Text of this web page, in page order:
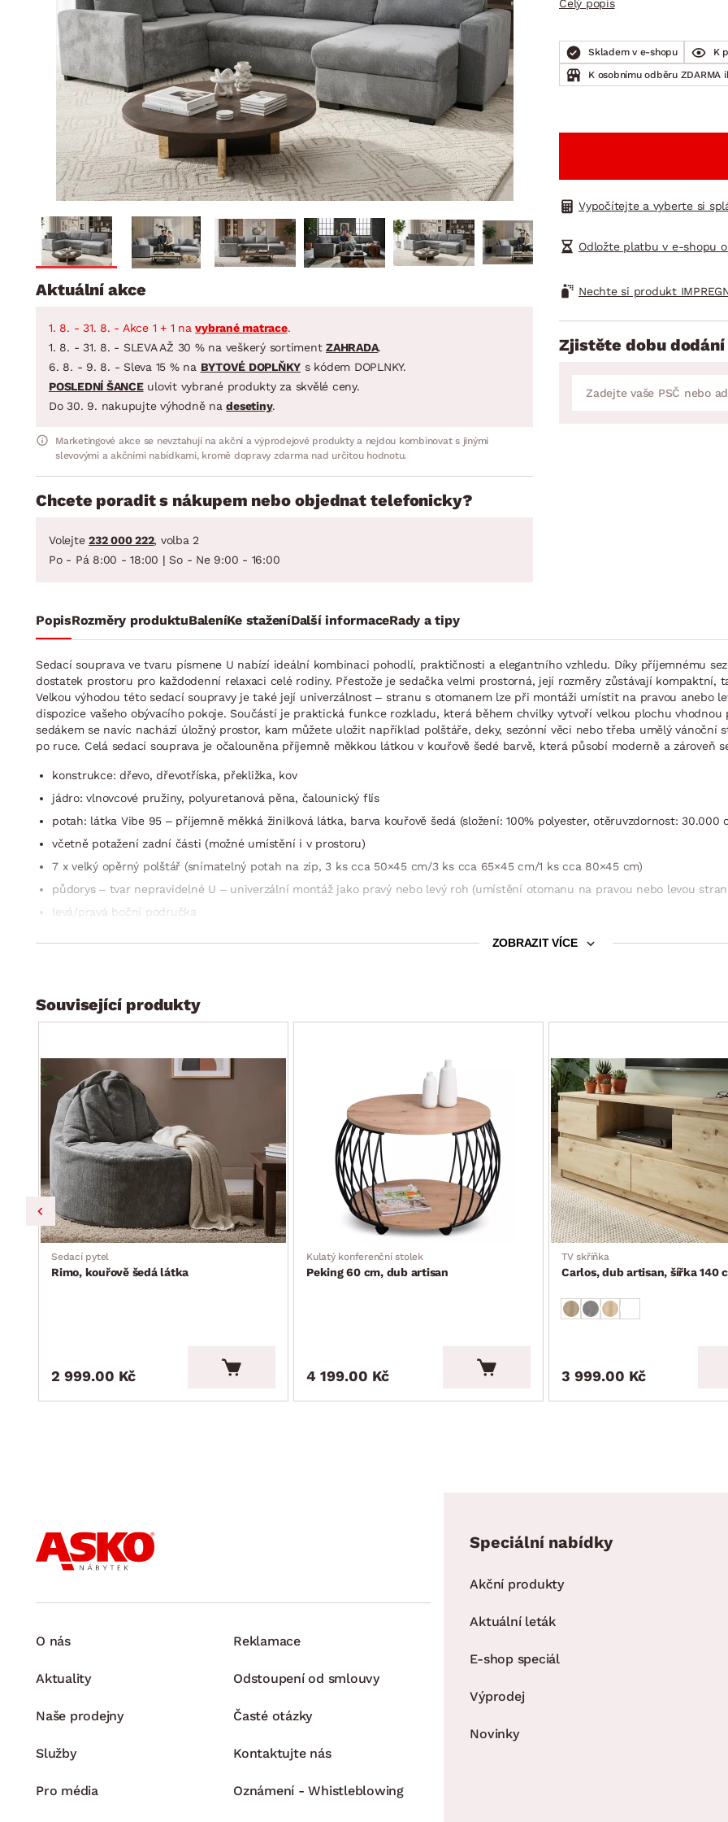
Dětský pokoj
Předsíň, šatna a chodba
Kuchyně
Koupelna
Zahrada
Domácnost
BYTOVÝ TEXTIL
Přikrývky
Polštáře
Koberce
Závěsy a žaluzie
Zobrazit vše
STOLOVÁNÍ A VAŘENÍ
Jídelní servis
Příbory
Hrnce
Pánve
Zobrazit vše
DOMÁCÍ SPOTŘEBIČE
VELIKONOCE
Koupelnové sestavy
Jídelní sestavy
Zahradní sestavy
Celý popis
Skladem v e-shopu K
K osobnímu odběru ZDARMA
Vypočítejte a vyberte si
Odložte platbu v e-shopu
Nechte si produkt
Zjistěte dobu
Aktuální akce
1. 8. - 31. 8. - Akce 1 + 1 navybrané matrace.
1. 8. - 31. 8. - SLEVA AŽ 30 % na veškerý sortiment ZAHRADA.
6. 8. - 9. 8. - Sleva 15 % na BYTOVÉ DOPLŇKY s kódem DOPLNKY.
POSLEDNÍ ŠANCEulovit vybrané produkty za skvělé ceny.
Do 30. 9. nakupujte výhodně nadesetiny.
Marketingové akce se nevztahují na akční a výprodejové produkty a nejdou kombinovat s jinými
slevovými a akčními nabídkami, kromě dopravy zdarma nad určitou hodnotu.
Chcete poradit s nákupem nebo objednat telefonicky?
Volejte 232 000 222, volba 2
Po - Pá 8:00 - 18:00 | So - Ne 9:00 - 16:00
PopisRozměry produktuBaleníKe staženíDalší informaceRady a tipy
Sedací souprava ve tvaru písmene U nabízí ideální kombinaci pohodlí, praktičnosti a elegantního vzhledu. Díky příjemnému
dostatek prostoru pro každodenní relaxaci celé rodiny. Přestože je sedačka velmi prostorná, její rozměry zůstávají kompaktní,
Velkou výhodou této sedací soupravy je také její univerzálnost – stranu s otomanem lze při montáži umístit na pravou anebo
dispozice vašeho obývacího pokoje. Součástí je praktická funkce rozkladu, která během chvilky vytvoří velkou plochu
sedákem se navíc nachází úložný prostor, kam můžete uložit například polštáře, deky, sezónní věci nebo třeba umělý
po ruce. Celá sedací souprava je očalouněna příjemně měkkou látkou v kouřově šedé barvě, která působí moderně a zároveň
konstrukce: dřevo, dřevotříska, překližka, kov
jádro: vlnovcové pružiny, polyuretanová pěna, čalounický flís
potah: látka Vibe 95 – příjemně měkká žinilková látka, barva kouřově šedá (složení: 100% polyester, otěruvzdornost: 30.000
včetně potažení zadní části (možné umístění i v prostoru)
7 x velký opěrný polštář (snímatelný potah na zip, 3 ks cca 50×45 cm/3 ks cca 65×45 cm/1 ks cca 80×45 cm)
půdorys – tvar nepravidelné U – univerzální montáž jako pravý nebo levý roh (umístění otomanu na pravou nebo levou
levá/pravá boční područka
výška sedu: 44 cm
hloubka sedu s polštáři: 52 cm/bez polštářů: 79 cm
nohy: plast, černé, výška 5 cm
šířka středového prostoru pro umístění stolku: 130 cm
funkce rozkladu na příležitostné lůžko: plocha 124×275 cm (sklápěcí typ rozkladu – příležitostné lůžko snadno vznikne po
úložný prostor (pod sedákem, rozměry cca 127×24,5×54 cm)
univerzální styl do každého interieru
dodáváno v demontu
ZOBRAZIT VÍCE
Související produkty
Sedací pytel
Rimo, kouřově šedá látka
2 999.00 Kč
Kulatý konferenční stolek
Peking 60 cm, dub artisan
4 199.00 Kč
TV skříňka
Carlos, dub artisan, šířka 140
3 999.00 Kč
O nás
Aktuality
Naše prodejny
Služby
Pro média
Reklamace
Odstoupení od smlouvy
Časté otázky
Kontaktujte nás
Oznámení - Whistleblowing
Speciální nabídky
Akční produkty
Aktuální leták
E-shop speciál
Výprodej
Novinky